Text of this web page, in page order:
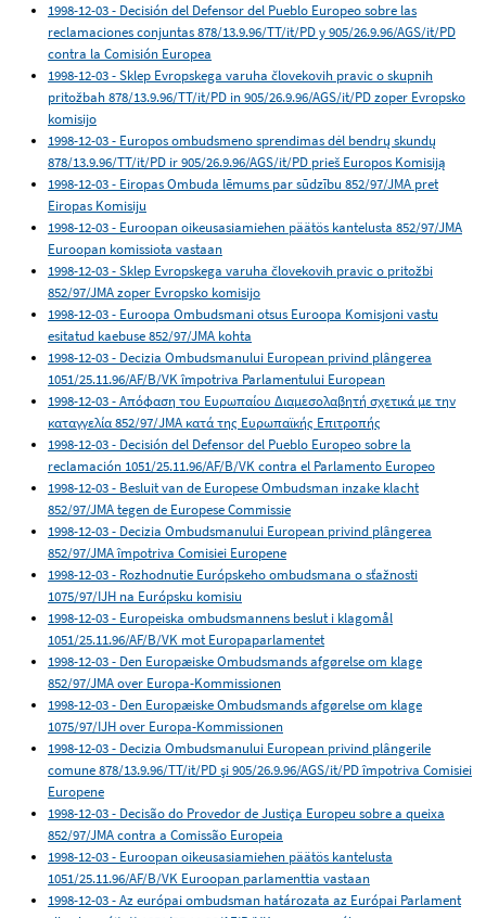
1998-12-03 - Decisión del Defensor del Pueblo Europeo sobre las
reclamaciones conjuntas 878/13.9.96/TT/it/PD y 905/26.9.96/AGS/it/PD
contra la Comisión Europea
1998-12-03 - Sklep Evropskega varuha človekovih pravic o skupnih
pritožbah 878/13.9.96/TT/it/PD in 905/26.9.96/AGS/it/PD zoper Evropsko
komisijo
1998-12-03 - Europos ombudsmeno sprendimas dėl bendrų skundų
878/13.9.96/TT/it/PD ir 905/26.9.96/AGS/it/PD prieš Europos Komisiją
1998-12-03 - Eiropas Ombuda lēmums par sūdzību 852/97/JMA pret
Eiropas Komisiju
1998-12-03 - Euroopan oikeusasiamiehen päätös kantelusta 852/97/JMA
Euroopan komissiota vastaan
1998-12-03 - Sklep Evropskega varuha človekovih pravic o pritožbi
852/97/JMA zoper Evropsko komisijo
1998-12-03 - Euroopa Ombudsmani otsus Euroopa Komisjoni vastu
esitatud kaebuse 852/97/JMA kohta
1998-12-03 - Decizia Ombudsmanului European privind plângerea
1051/25.11.96/AF/B/VK împotriva Parlamentului European
1998-12-03 - Απόφαση του Ευρωπαίου Διαμεσολαβητή σχετικά με την
καταγγελία 852/97/JMA κατά της Ευρωπαϊκής Επιτροπής
1998-12-03 - Decisión del Defensor del Pueblo Europeo sobre la
reclamación 1051/25.11.96/AF/B/VK contra el Parlamento Europeo
1998-12-03 - Besluit van de Europese Ombudsman inzake klacht
852/97/JMA tegen de Europese Commissie
1998-12-03 - Decizia Ombudsmanului European privind plângerea
852/97/JMA împotriva Comisiei Europene
1998-12-03 - Rozhodnutie Európskeho ombudsmana o sťažnosti
1075/97/IJH na Európsku komisiu
1998-12-03 - Europeiska ombudsmannens beslut i klagomål
1051/25.11.96/AF/B/VK mot Europaparlamentet
1998-12-03 - Den Europæiske Ombudsmands afgørelse om klage
852/97/JMA over Europa-Kommissionen
1998-12-03 - Den Europæiske Ombudsmands afgørelse om klage
1075/97/IJH over Europa-Kommissionen
1998-12-03 - Decizia Ombudsmanului European privind plângerile
comune 878/13.9.96/TT/it/PD și 905/26.9.96/AGS/it/PD împotriva Comisiei
Europene
1998-12-03 - Decisão do Provedor de Justiça Europeu sobre a queixa
852/97/JMA contra a Comissão Europeia
1998-12-03 - Euroopan oikeusasiamiehen päätös kantelusta
1051/25.11.96/AF/B/VK Euroopan parlamenttia vastaan
1998-12-03 - Az európai ombudsman határozata az Európai Parlament